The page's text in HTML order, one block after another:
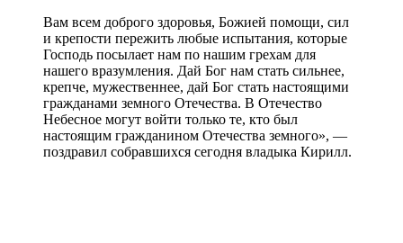
Вам всем доброго здоровья, Божией помощи, сил
и крепости пережить любые испытания, которые
Господь посылает нам по нашим грехам для
нашего вразумления. Дай Бог нам стать сильнее,
крепче, мужественнее, дай Бог стать настоящими
гражданами земного Отечества. В Отечество
Небесное могут войти только те, кто был
настоящим гражданином Отечества земного», —
поздравил собравшихся сегодня владыка Кирилл.